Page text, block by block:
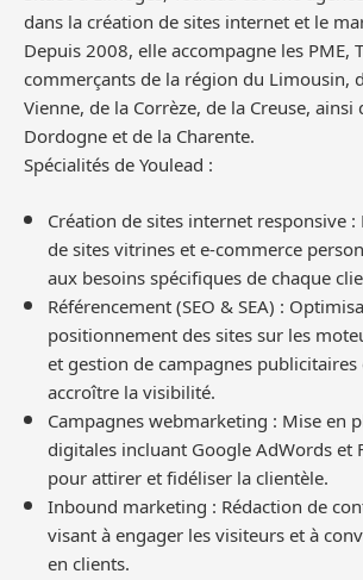
dans la création de sites internet et le
Depuis 2008, elle accompagne les PME,
commerçants de la région du Limousin,
Vienne, de la Corrèze, de la Creuse, ainsi
Dordogne et de la Charente.
Spécialités de Youlead :
Création de sites internet responsive
de sites vitrines et e-commerce
aux besoins spécifiques de chaque
Référencement (SEO & SEA) :
positionnement des sites sur les
et gestion de campagnes
accroître la visibilité.
Campagnes webmarketing : Mise en
digitales incluant Google AdWords et
pour attirer et fidéliser la clientèle.
Inbound marketing : Rédaction de
visant à engager les visiteurs et à
en clients.